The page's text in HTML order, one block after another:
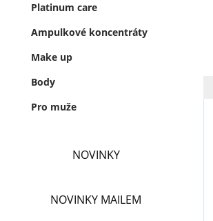
Platinum care
Ampulkové koncentráty
Make up
Body
Pro muže
NOVINKY
NOVINKY MAILEM